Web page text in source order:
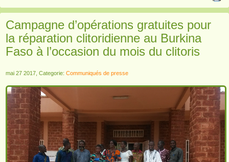
Campagne d’opérations gratuites pour
la réparation clitoridienne au Burkina
Faso à l’occasion du mois du clitoris
mai 27 2017, Categorie: Communiqués de presse